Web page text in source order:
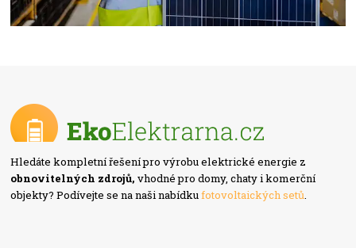
Hledáte kompletní řešení pro výrobu elektrické energie z
obnovitelných zdrojů, vhodné pro domy, chaty i komerční
objekty? Podívejte se na naši nabídkufotovoltaických setů.